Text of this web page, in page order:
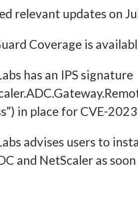
und Inhalten, Ihre
relevant updates on
Coverage is
has an IPS signature
in place for CVE-
advises users to
and NetScaler as